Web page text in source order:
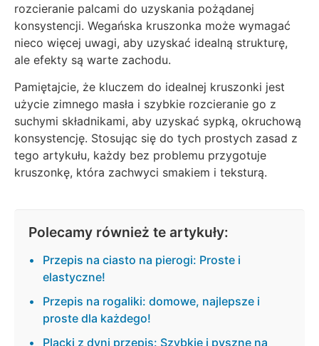
rozcieranie palcami do uzyskania pożądanej
konsystencji. Wegańska kruszonka może wymagać
nieco więcej uwagi, aby uzyskać idealną strukturę,
ale efekty są warte zachodu.
Pamiętajcie, że kluczem do idealnej kruszonki jest
użycie zimnego masła i szybkie rozcieranie go z
suchymi składnikami, aby uzyskać sypką, okruchową
konsystencję. Stosując się do tych prostych zasad z
tego artykułu, każdy bez problemu przygotuje
kruszonkę, która zachwyci smakiem i teksturą.
Polecamy również te artykuły:
Przepis na ciasto na pierogi: Proste i
elastyczne!
Przepis na rogaliki: domowe, najlepsze i
proste dla każdego!
Placki z dyni przepis: Szybkie i pyszne na